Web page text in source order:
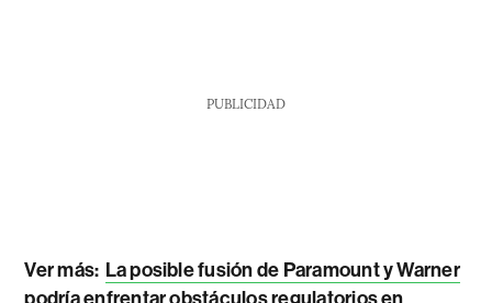
PUBLICIDAD
Ver más: La posible fusión de Paramount y Warner